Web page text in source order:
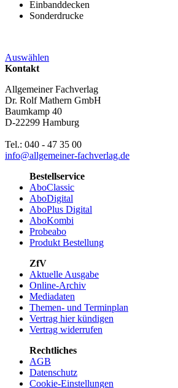
Einbanddecken
Sonderdrucke
Auswählen
Kontakt
Allgemeiner Fachverlag
Dr. Rolf Mathern GmbH
Baumkamp 40
D-22299 Hamburg
Tel.: 040 - 47 35 00
info@allgemeiner-fachverlag.de
Bestellservice
AboClassic
AboDigital
AboPlus Digital
AboKombi
Probeabo
Produkt Bestellung
ZfV
Aktuelle Ausgabe
Online-Archiv
Mediadaten
Themen- und Terminplan
Vertrag hier kündigen
Vertrag widerrufen
Rechtliches
AGB
Datenschutz
Cookie-Einstellungen